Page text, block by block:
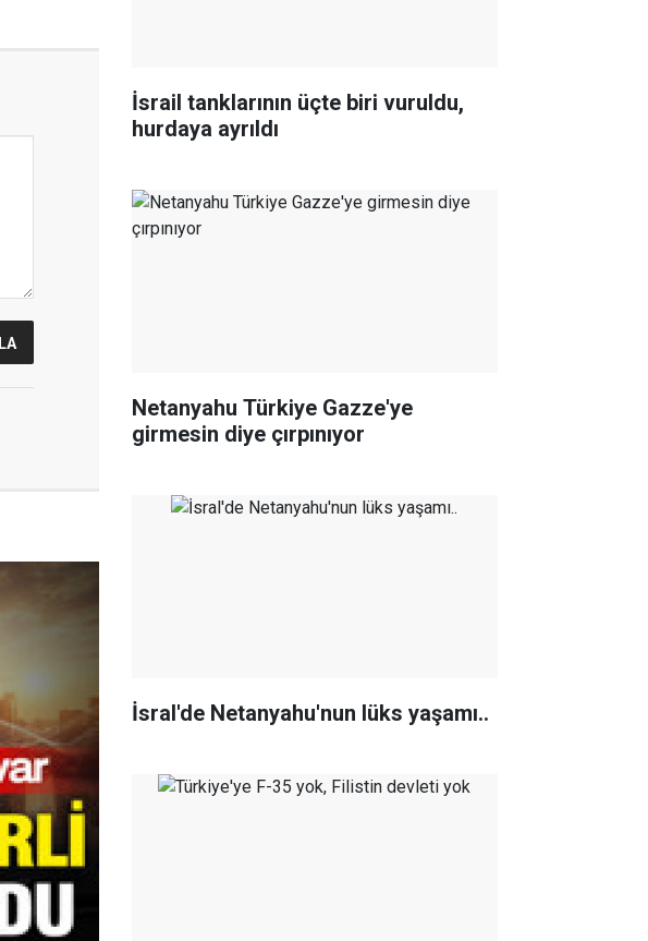
İsrail tanklarının üçte biri vuruldu,
hurdaya ayrıldı
Netanyahu Türkiye Gazze'ye
girmesin diye çırpınıyor
İsral'de Netanyahu'nun lüks yaşamı..